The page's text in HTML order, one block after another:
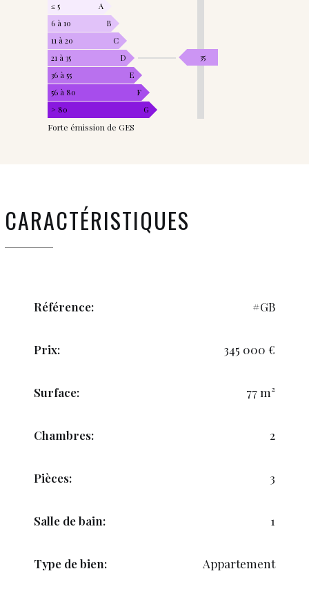
≤ 5
A
6 à 10
B
11 à 20
C
21 à 35
D
36 à 55
E
56 à 80
F
> 80
G
35
Forte émission de GES
CARACTÉRISTIQUES
Référence: #GB
Prix: 345 000 €
Surface: 77 m²
Chambres: 2
Pièces: 3
Salle de bain: 1
Type de bien: Appartement